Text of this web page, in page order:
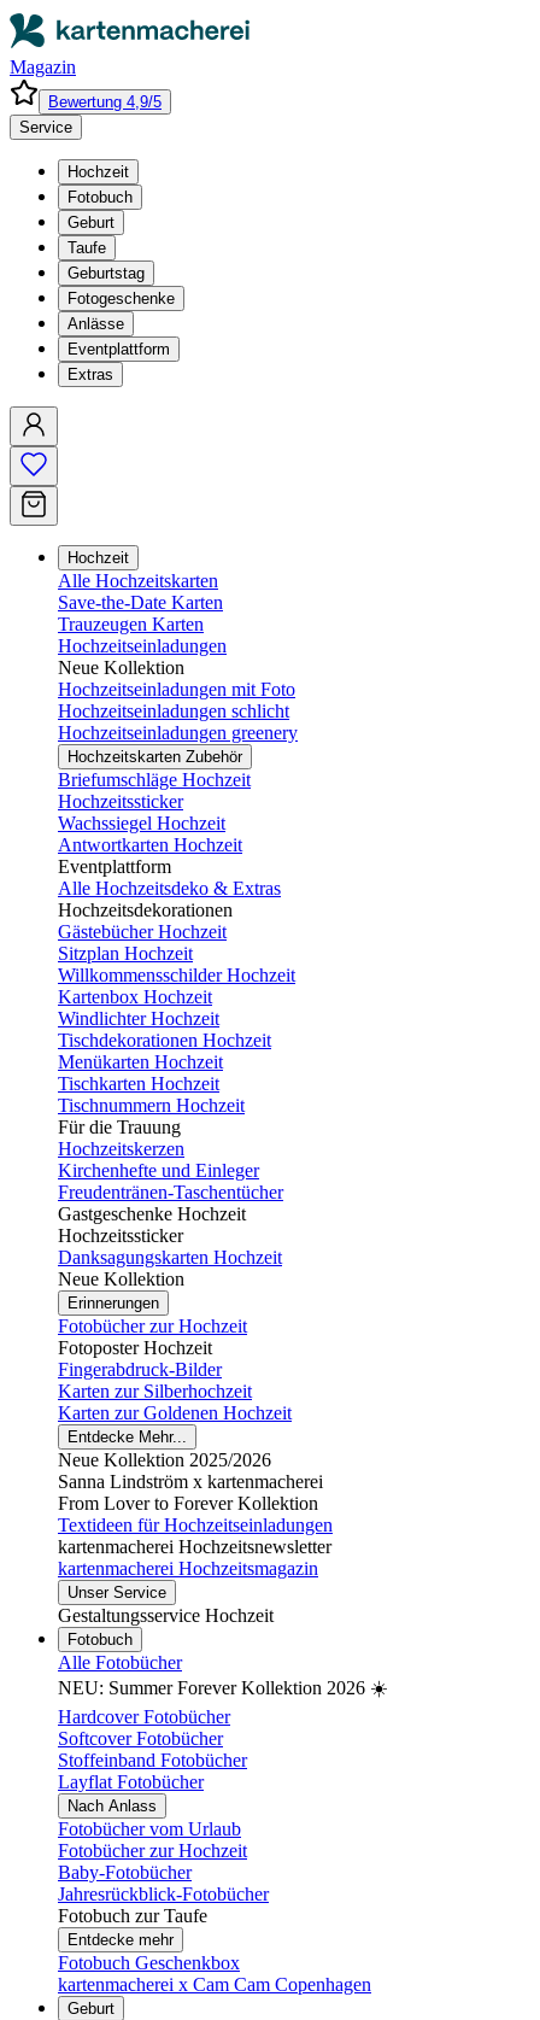
Magazin
Bewertung 4,9/5
Service
Hochzeit
Fotobuch
Geburt
Taufe
Geburtstag
Fotogeschenke
Anlässe
Eventplattform
Extras
Hochzeit
Alle Hochzeitskarten
Save-the-Date Karten
Trauzeugen Karten
Hochzeitseinladungen
Neue Kollektion
Hochzeitseinladungen mit Foto
Hochzeitseinladungen schlicht
Hochzeitseinladungen greenery
Hochzeitskarten Zubehör
Briefumschläge Hochzeit
Hochzeitssticker
Wachssiegel Hochzeit
Antwortkarten Hochzeit
Eventplattform
Alle Hochzeitsdeko & Extras
Hochzeitsdekorationen
Gästebücher Hochzeit
Sitzplan Hochzeit
Willkommensschilder Hochzeit
Kartenbox Hochzeit
Windlichter Hochzeit
Tischdekorationen Hochzeit
Menükarten Hochzeit
Tischkarten Hochzeit
Tischnummern Hochzeit
Für die Trauung
Hochzeitskerzen
Kirchenhefte und Einleger
Freudentränen-Taschentücher
Gastgeschenke Hochzeit
Hochzeitssticker
Danksagungskarten Hochzeit
Neue Kollektion
Erinnerungen
Fotobücher zur Hochzeit
Fotoposter Hochzeit
Fingerabdruck-Bilder
Karten zur Silberhochzeit
Karten zur Goldenen Hochzeit
Entdecke Mehr...
Neue Kollektion 2025/2026
Sanna Lindström x kartenmacherei
From Lover to Forever Kollektion
Textideen für Hochzeitseinladungen
kartenmacherei Hochzeitsnewsletter
kartenmacherei Hochzeitsmagazin
Unser Service
Gestaltungsservice Hochzeit
Fotobuch
Alle Fotobücher
NEU: Summer Forever Kollektion 2026 ☀️
Hardcover Fotobücher
Softcover Fotobücher
Stoffeinband Fotobücher
Layflat Fotobücher
Nach Anlass
Fotobücher vom Urlaub
Fotobücher zur Hochzeit
Baby-Fotobücher
Jahresrückblick-Fotobücher
Fotobuch zur Taufe
Entdecke mehr
Fotobuch Geschenkbox
kartenmacherei x Cam Cam Copenhagen
Geburt